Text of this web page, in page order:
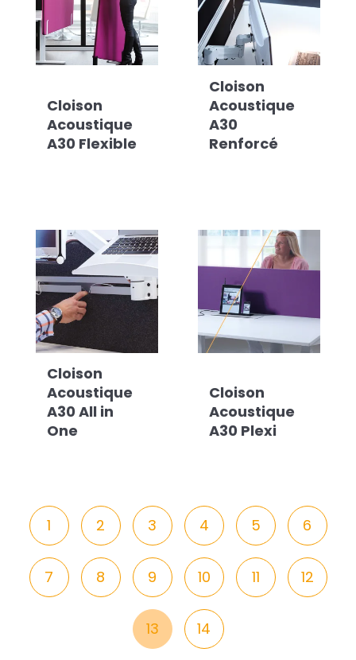
Cloison
Acoustique
A30 Flexible
Cloison
Acoustique
A30
Renforcé
Cloison
Acoustique
A30 All in
One
Cloison
Acoustique
A30 Plexi
1 2 3 4 5 6
7 8 9 10 11 12
13 14